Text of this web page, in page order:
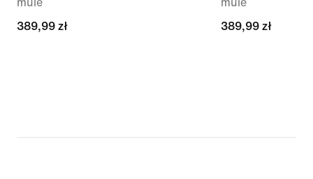
389,99 zł
389,99 zł
389,99 zł
389,99 zł